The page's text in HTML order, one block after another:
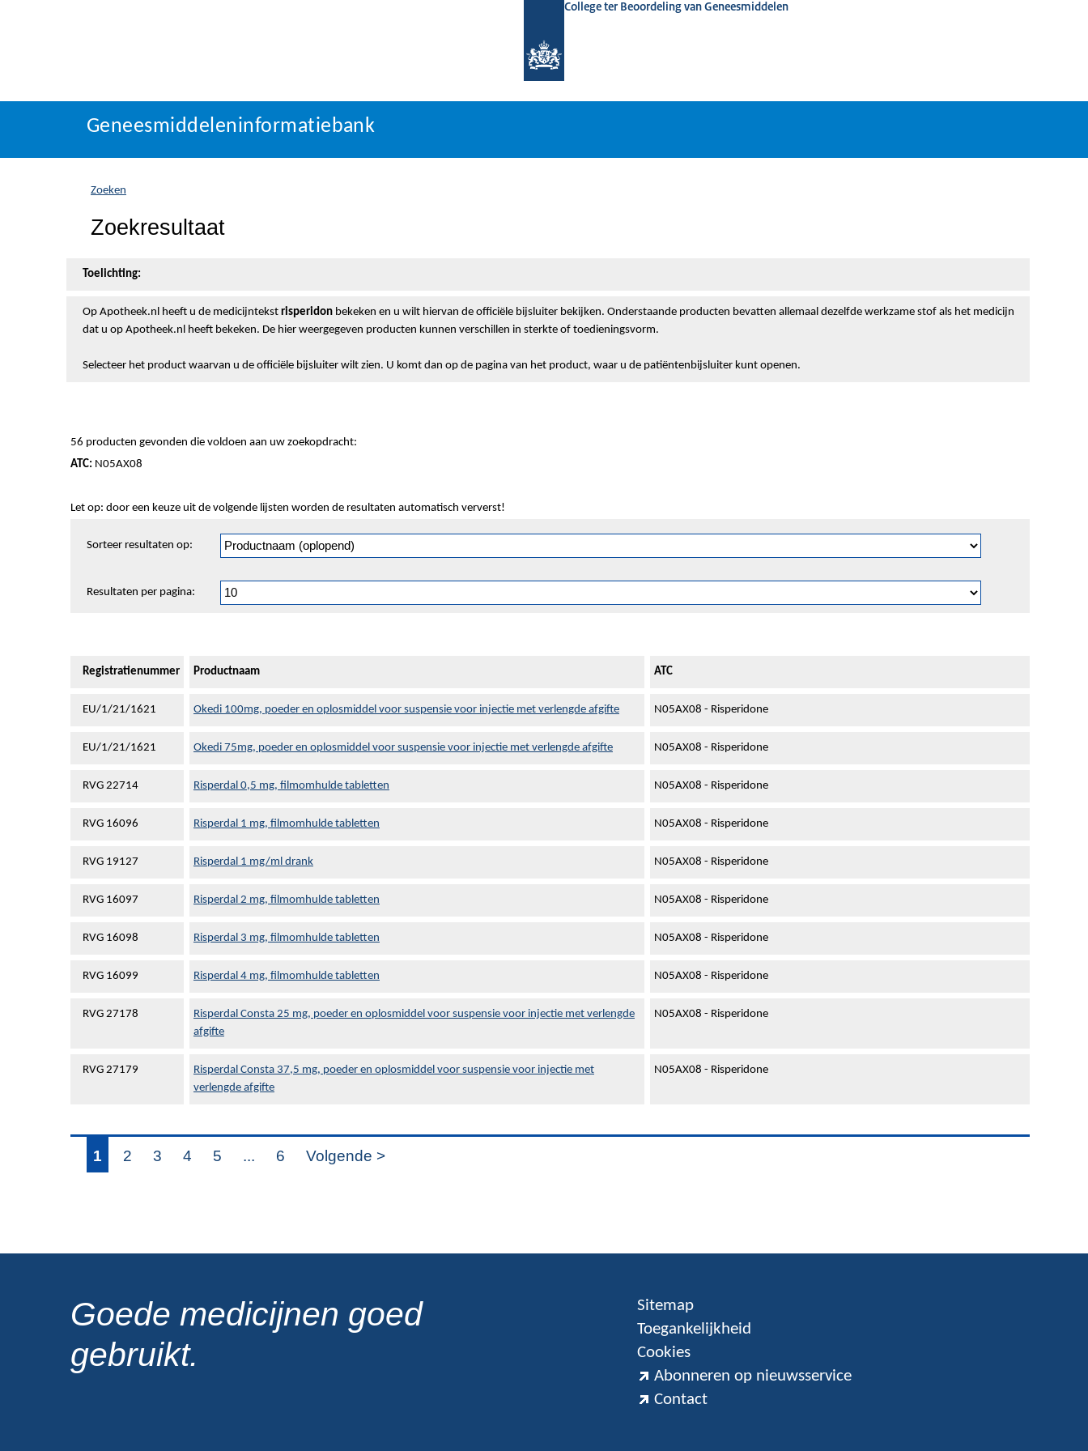
College ter Beoordeling van Geneesmiddelen
Geneesmiddeleninformatiebank
U
zich
hier:
Geneesmiddeleninformatiebank
Zoeken
Zoekresultaat
Toelichting:
Op Apotheek.nl heeft u de medicijntekst risperidon bekeken en u wilt hiervan de officiële bijsluiter bekijken. Onderstaande producten bevatten allemaal dezelfde werkzame stof als het medicijn
dat u op Apotheek.nl heeft bekeken. De hier weergegeven producten kunnen verschillen in sterkte of toedieningsvorm.
Selecteer het product waarvan u de officiële bijsluiter wilt zien. U komt dan op de pagina van het product, waar u de patiëntenbijsluiter kunt openen.
56 producten gevonden die voldoen aan uw zoekopdracht:
ATC: N05AX08
Let op: door een keuze uit de volgende lijsten worden de resultaten automatisch ververst!
en
Sorteer resultaten op:
Resultaten per pagina:
Registratienummer Productnaam ATC
EU/1/21/1621 Okedi 100mg, poeder en oplosmiddel voor suspensie voor injectie met verlengde afgifte N05AX08 - Risperidone
EU/1/21/1621 Okedi 75mg, poeder en oplosmiddel voor suspensie voor injectie met verlengde afgifte N05AX08 - Risperidone
RVG 22714 Risperdal 0,5 mg, filmomhulde tabletten N05AX08 - Risperidone
RVG 16096 Risperdal 1 mg, filmomhulde tabletten N05AX08 - Risperidone
RVG 19127 Risperdal 1 mg/ml drank N05AX08 - Risperidone
RVG 16097 Risperdal 2 mg, filmomhulde tabletten N05AX08 - Risperidone
RVG 16098 Risperdal 3 mg, filmomhulde tabletten N05AX08 - Risperidone
RVG 16099 Risperdal 4 mg, filmomhulde tabletten N05AX08 - Risperidone
RVG 27178
Risperdal Consta 25 mg, poeder en oplosmiddel voor suspensie voor injectie met verlengde
afgifte
N05AX08 - Risperidone
RVG 27179
Risperdal Consta 37,5 mg, poeder en oplosmiddel voor suspensie voor injectie met
verlengde afgifte
N05AX08 - Risperidone
1 2 3 4 5 ... 6 Volgende >
Goede medicijnen goed
gebruikt.
Sitemap
Toegankelijkheid
Cookies
Abonneren op nieuwsservice
Contact